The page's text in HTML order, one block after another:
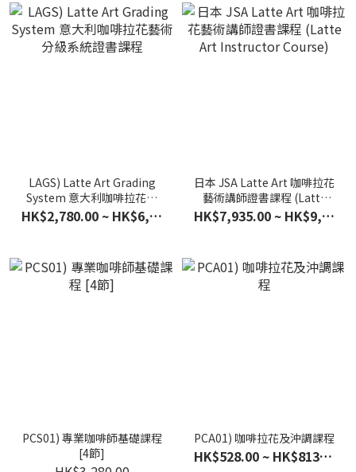
LAGS) Latte Art Grading
System 意大利咖啡拉花藝
術分級系統證書課程 HK$2,780.00 ~ HK$6,980.00
日本 JSA Latte Art 咖啡拉花
藝術講師證書課程 (Latte
Art Instructor Course) HK$7,935.00 ~ HK$9,225.00
PCS01) 專業咖啡師基礎課程
[4節]
PCA01) 咖啡拉花及沖調課程
HK$528.00 ~ HK$813.00